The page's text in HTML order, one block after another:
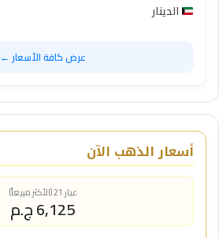
الدينار
عرض كافة الأسعار ←
أسعار الذهب الآن
عيار 21 (الأكثر مبيعاً)
6,125 ج.م